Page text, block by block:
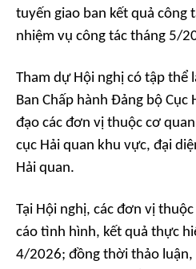
tuyến giao ban kết quả công
nhiệm vụ công tác tháng 5/
Tham dự Hội nghị có tập thể
Ban Chấp hành Đảng bộ Cục
đạo các đơn vị thuộc cơ
cục Hải quan khu vực, đại
Hải quan.
Tại Hội nghị, các đơn vị
cáo tình hình, kết quả thực
4/2026; đồng thời thảo luận,